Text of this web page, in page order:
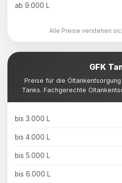
ab 9.000 L
Alle Preise verstehen
GFK
Preise für die
Tanks. Fachgerechte
bis 3.000 L
bis 4.000 L
bis 5.000 L
bis 6.000 L